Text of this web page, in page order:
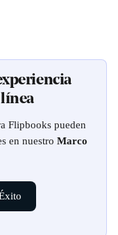
línea
Flipbooks pueden
en nuestro Marco